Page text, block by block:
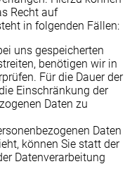
Recht auf
in folgenden Fällen:
uns gespeicherten
benötigen wir in
Für die Dauer der
Einschränkung der
Daten zu
Daten
können Sie statt der
Datenverarbeitung